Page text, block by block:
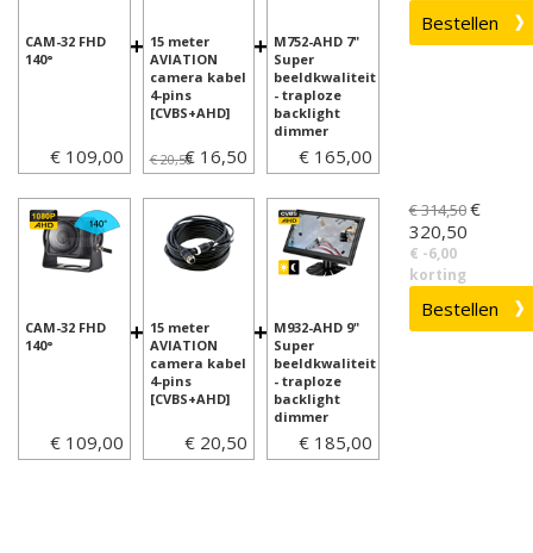
+
CAM-32 FHD
140°
€ 109,00
+
15 meter
AVIATION
camera kabel
4-pins
[CVBS+AHD]
€ 20,50€ 16,50
M752-AHD 7"
Super
beeldkwaliteit
- traploze
backlight
dimmer
€ 165,00
+
CAM-32 FHD
140°
€ 109,00
+
15 meter
AVIATION
camera kabel
4-pins
[CVBS+AHD]
€ 20,50
M932-AHD 9"
Super
beeldkwaliteit
- traploze
backlight
dimmer
€ 185,00
€ 314,50€
320,50
€ -6,00
korting